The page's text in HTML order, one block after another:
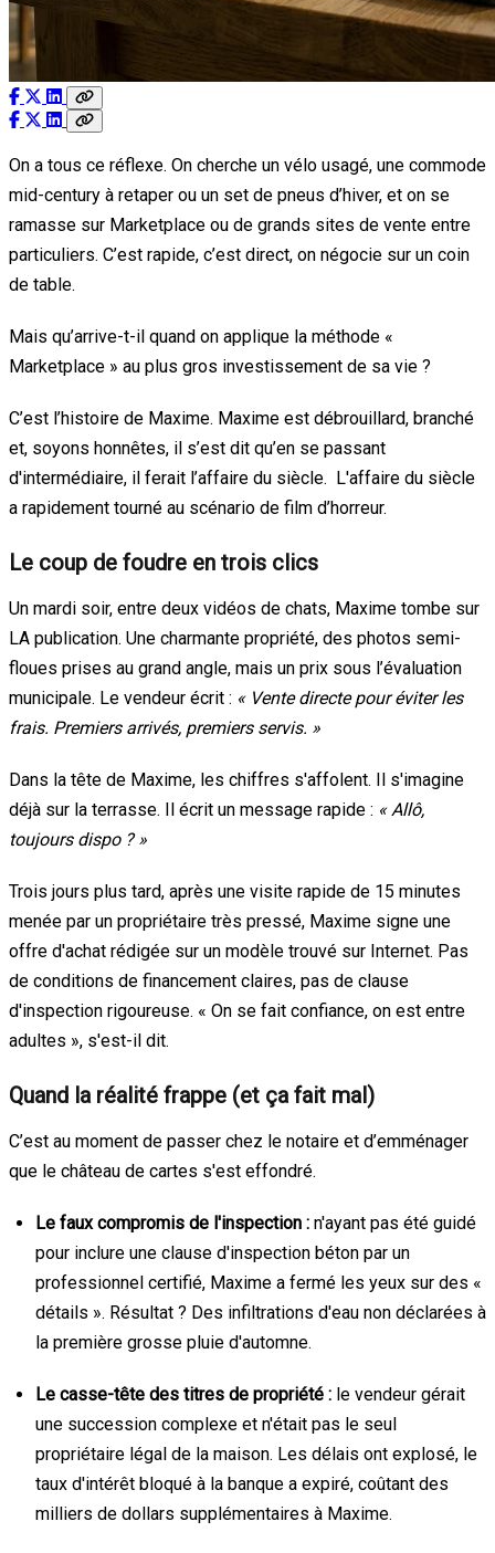
On a tous ce réflexe. On cherche un vélo usagé, une commode
mid-century à retaper ou un set de pneus d’hiver, et on se
ramasse sur Marketplace ou de grands sites de vente entre
particuliers. C’est rapide, c’est direct, on négocie sur un coin
de table.
Mais qu’arrive-t-il quand on applique la méthode «
Marketplace » au plus gros investissement de sa vie ?
C’est l’histoire de Maxime. Maxime est débrouillard, branché
et, soyons honnêtes, il s’est dit qu’en se passant
d'intermédiaire, il ferait l’affaire du siècle. L'affaire du siècle
a rapidement tourné au scénario de film d’horreur.
Le coup de foudre en trois clics
Un mardi soir, entre deux vidéos de chats, Maxime tombe sur
LA publication. Une charmante propriété, des photos semi-
floues prises au grand angle, mais un prix sous l’évaluation
municipale. Le vendeur écrit : « Vente directe pour éviter les
frais. Premiers arrivés, premiers servis. »
Dans la tête de Maxime, les chiffres s'affolent. Il s'imagine
déjà sur la terrasse. Il écrit un message rapide : « Allô,
toujours dispo ? »
Trois jours plus tard, après une visite rapide de 15 minutes
menée par un propriétaire très pressé, Maxime signe une
offre d'achat rédigée sur un modèle trouvé sur Internet. Pas
de conditions de financement claires, pas de clause
d'inspection rigoureuse. « On se fait confiance, on est entre
adultes », s'est-il dit.
Quand la réalité frappe (et ça fait mal)
C’est au moment de passer chez le notaire et d’emménager
que le château de cartes s'est effondré.
Le faux compromis de l'inspection : n'ayant pas été guidé
pour inclure une clause d'inspection béton par un
professionnel certifié, Maxime a fermé les yeux sur des «
détails ». Résultat ? Des infiltrations d'eau non déclarées à
la première grosse pluie d'automne.
Le casse-tête des titres de propriété : le vendeur gérait
une succession complexe et n'était pas le seul
propriétaire légal de la maison. Les délais ont explosé, le
taux d'intérêt bloqué à la banque a expiré, coûtant des
milliers de dollars supplémentaires à Maxime.